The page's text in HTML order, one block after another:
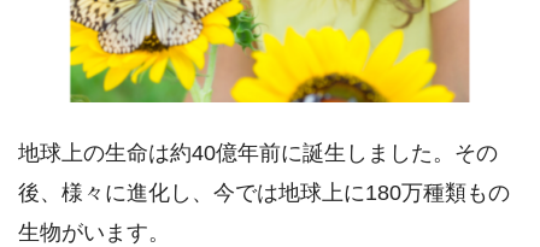
地球上の生命は約40億年前に誕生しました。その
後、様々に進化し、今では地球上に180万種類もの
生物がいます。